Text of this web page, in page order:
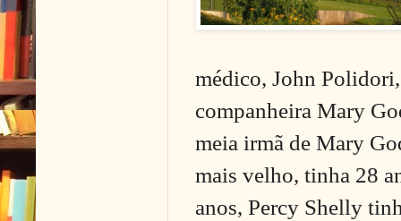
médico, John
companheira Mary
meia irmã de Mary
mais velho, tinha 28
anos, Percy Shelly